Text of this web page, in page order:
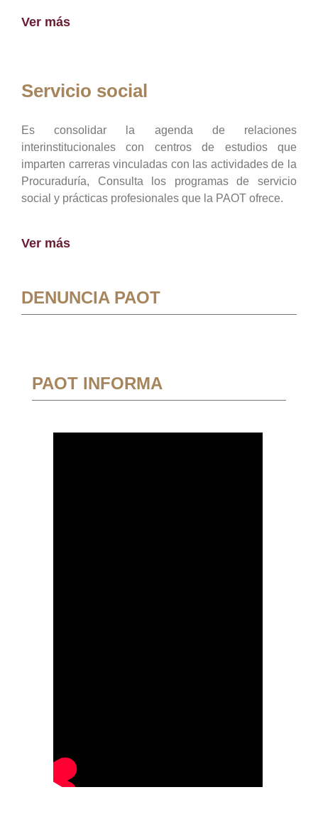
Ver más
Servicio social
Es consolidar la agenda de relaciones
interinstitucionales con centros de estudios que
imparten carreras vinculadas con las actividades de la
Procuraduría, Consulta los programas de servicio
social y prácticas profesionales que la PAOT ofrece.
Ver más
DENUNCIA PAOT
PAOT INFORMA